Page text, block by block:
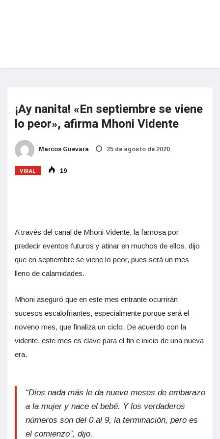
¡Ay nanita! «En septiembre se viene
lo peor», afirma Mhoni Vidente
Marcos Guevara 25 de agosto de 2020
VIRAL 19
A través del canal de Mhoni Vidente, la famosa por
predecir eventos futuros y atinar en muchos de ellos, dijo
que en septiembre se viene lo peor, pues será un mes
lleno de calamidades.
Mhoni aseguró que en este mes entrante ocurrirán
sucesos escalofriantes, especialmente porque será el
noveno mes, que finaliza un ciclo. De acuerdo con la
vidente, este mes es clave para el fin e inicio de una nueva
era.
“Dios nada más le da nueve meses de embarazo
a la mujer y nace el bebé. Y los verdaderos
números son del 0 al 9, la terminación, pero es
el comienzo”, dijo.